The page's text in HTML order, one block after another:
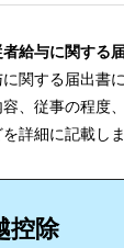
給与に関する
関する届出書
、従事の程度
詳細に記載しま
控除